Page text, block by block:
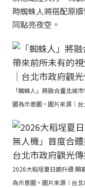
時蜘蛛人將搭配原
同點亮夜空。
「蜘蛛人」將融合臺北城
圖為示意圖。圖片來源｜
2026大稻埕夏日節升級 開
為示意圖。圖片來源｜台